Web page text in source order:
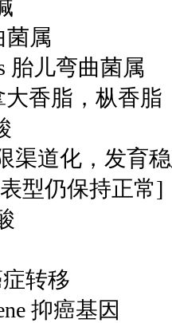
菌属
胎儿弯曲菌属
大香脂，枞香脂
渠道化，发育
型仍保持正常]
症转移
抑癌基因